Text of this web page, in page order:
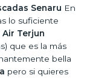
Senaru En
lo suficiente
Air Terjun
que es la más
bella
pero si quieres